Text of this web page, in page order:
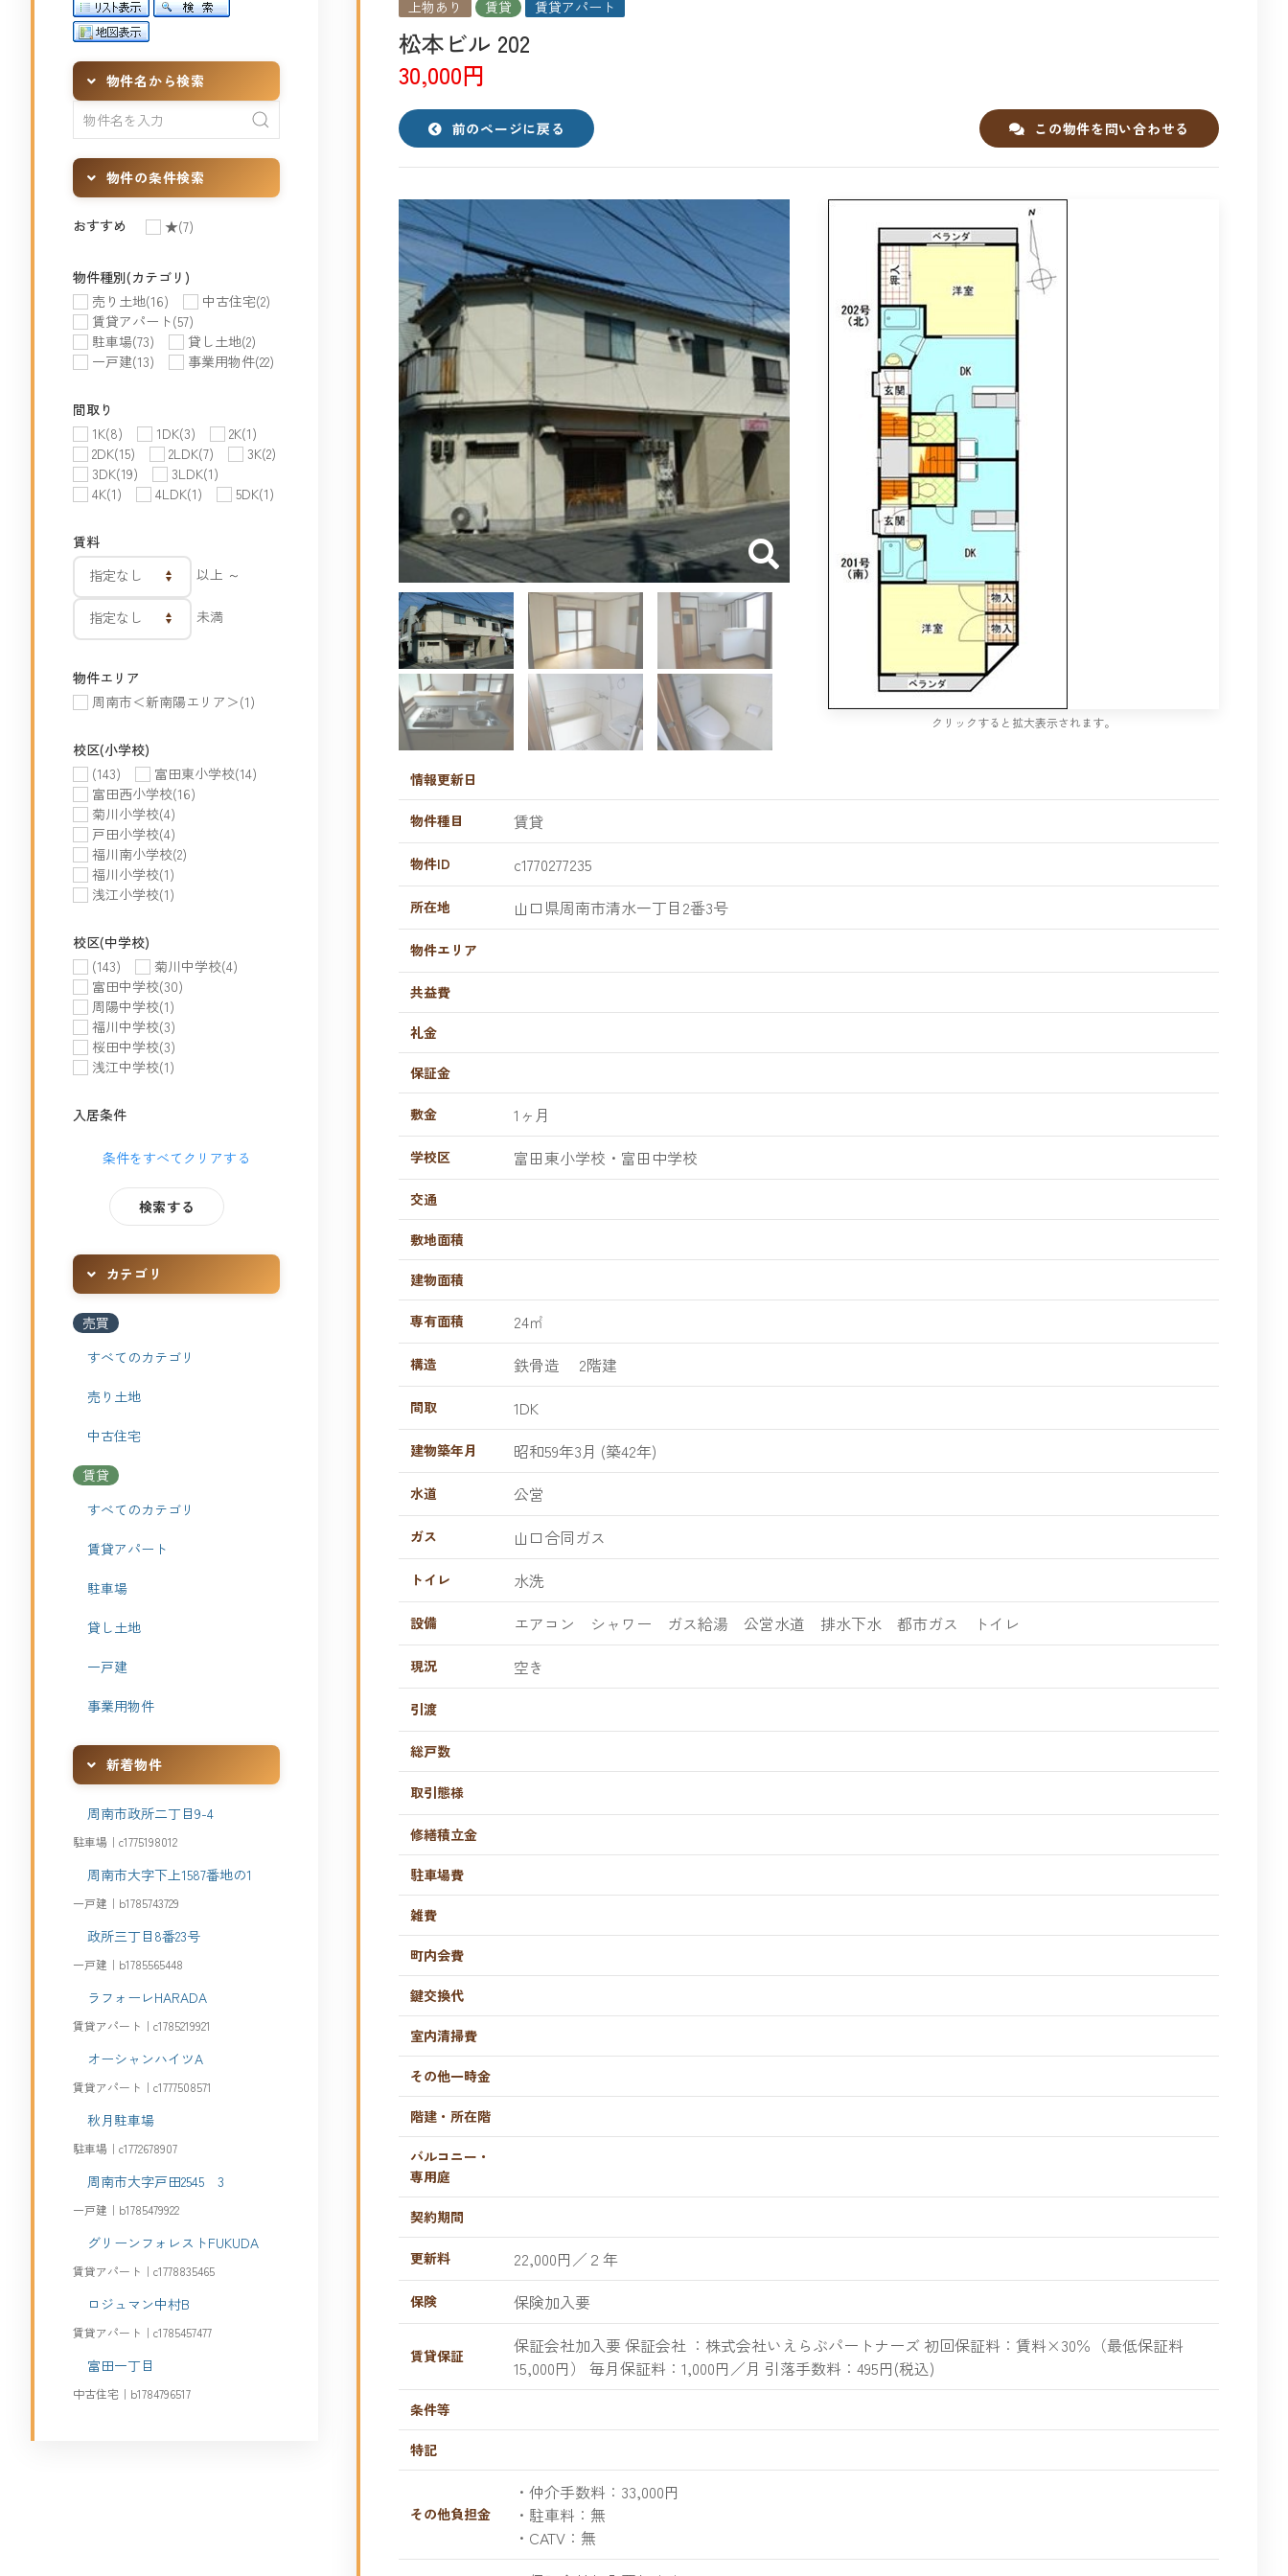
上物あり 賃貸 賃貸アパート
松本ビル 202
30,000円
この物件を問い合わせる
前のページに戻る
クリックすると拡大表示されます。
情報更新日
物件種目 賃貸
物件ID c1770277235
所在地 山口県周南市清水一丁目2番3号
物件エリア
共益費
礼金
保証金
敷金 1ヶ月
学校区 富田東小学校・富田中学校
交通
敷地面積
建物面積
専有面積 24㎡
構造 鉄骨造 2階建
間取 1DK
建物築年月 昭和59年3月 (築42年)
水道 公営
ガス 山口合同ガス
トイレ 水洗
設備 エアコン シャワー ガス給湯 公営水道 排水下水 都市ガス トイレ
現況 空き
引渡
総戸数
取引態様
修繕積立金
駐車場費
雑費
町内会費
鍵交換代
室内清掃費
その他一時金
階建・所在階
バルコニー・
専用庭
契約期間
更新料 22,000円／２年
保険 保険加入要
賃貸保証
保証会社加入要 保証会社 ：株式会社いえらぶパートナーズ 初回保証料：賃料×30％（最低保証料
15,000円） 毎月保証料：1,000円／月 引落手数料：495円(税込)
条件等
特記
その他負担金
・仲介手数料：33,000円
・駐車料：無
・CATV：無
物件名から検索
物件の条件検索
おすすめ ★(7)
物件種別(カテゴリ)
売り土地(16) 中古住宅(2)
賃貸アパート(57)
駐車場(73) 貸し土地(2)
一戸建(13) 事業用物件(22)
間取り
1K(8) 1DK(3) 2K(1)
2DK(15) 2LDK(7) 3K(2)
3DK(19) 3LDK(1)
4K(1) 4LDK(1) 5DK(1)
賃料
以上 ～
未満
物件エリア
周南市＜新南陽エリア＞(1)
校区(小学校)
(143)
富田東小学校(14)
富田西小学校(16)
菊川小学校(4)
戸田小学校(4)
福川南小学校(2)
福川小学校(1)
浅江小学校(1)
校区(中学校)
(143)
菊川中学校(4)
富田中学校(30)
周陽中学校(1)
福川中学校(3)
桜田中学校(3)
浅江中学校(1)
入居条件
条件をすべてクリアする
カテゴリ
売買
すべてのカテゴリ
売り土地
中古住宅
賃貸
すべてのカテゴリ
賃貸アパート
駐車場
貸し土地
一戸建
事業用物件
新着物件
周南市政所二丁目9-4
駐車場｜c1775198012
周南市大字下上1587番地の1
一戸建｜b1785743729
政所三丁目8番23号
一戸建｜b1785565448
ラフォーレHARADA
賃貸アパート｜c1785219921
オーシャンハイツA
賃貸アパート｜c1777508571
秋月駐車場
駐車場｜c1772678907
周南市大字戸田2545 3
一戸建｜b1785479922
グリーンフォレストFUKUDA
賃貸アパート｜c1778835465
ロジュマン中村B
賃貸アパート｜c1785457477
富田一丁目
中古住宅｜b1784796517